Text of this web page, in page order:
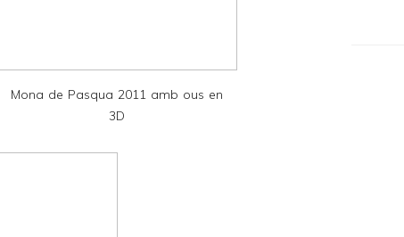
Mona de Pasqua 2011 amb ous en
3D